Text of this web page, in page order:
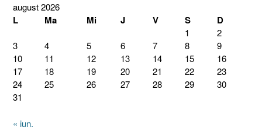
august 2026
L Ma Mi J V S D
1
2
3
4 5 6 7 8
9
10
11 12 13 14 15
16
17
18 19 20 21 22
23
24
25 26 27 28 29
30
31
« iun.